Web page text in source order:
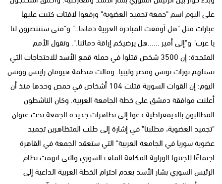
على اليوم اسم "جمعة تجميد العضوية" ورفعوا لافتات كتبت عليها
عبارات مثل "هل أوقفت المبادرة العربية دماءنا.." و"متى ستنتصرون لنا
يا عرب" و"إلى أمير ......هل يرضيكم إراقة دمائنا.". وتقول الأمم
المتحدة: إن 3500 شخص قتلوا في حملة قمع الأسد للاحتجاجات التي
تستلهم ثورات تونس ومصر وليبيا. وقالت منظمة هيومان رايتس ووتش
اليوم: إن القوات السورية قتلت 104 أشخاص في حمص وحدها منذ أن
أعلنت موافقة دمشق على خطة الجامعة العربية. وكان الناشطون
المطالبون بالديمقراطية دعوا إلى تظاهرات جديدة الجمعة تحت عنوان
"تجميد العضوية، مطلبنا" في إشارة إلى طلب المتظاهرين تجميد
عضوية سوريا في الجامعة العربية" التي ستعقد الجمعة في القاهرة
اجتماعًا للجنتها الوزارية المكلفة الملف السوري والتي اتهمت نظام
الرئيس السوري بشار الأسد بعدم احترام الخطة العربية الداعية إلى